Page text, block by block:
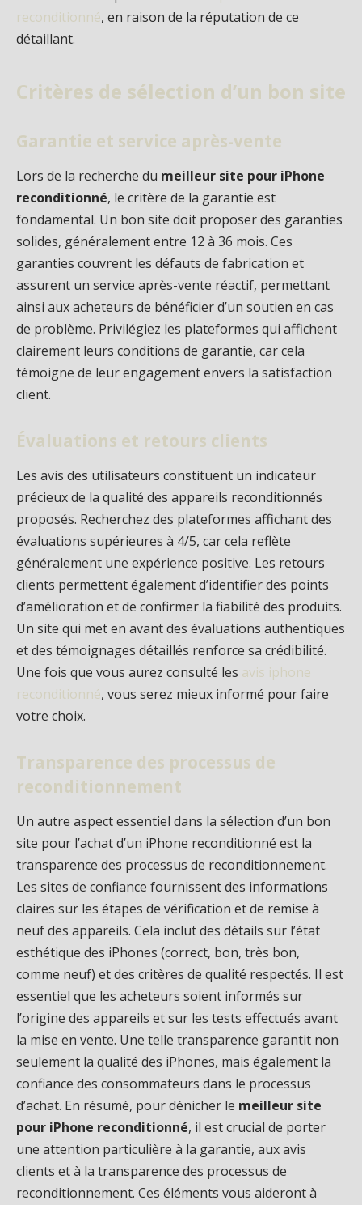
reconditionné, en raison de la réputation de ce
détaillant.
Critères de sélection d’un bon site
Garantie et service après-vente
Lors de la recherche du meilleur site pour iPhone
reconditionné, le critère de la garantie est
fondamental. Un bon site doit proposer des garanties
solides, généralement entre 12 à 36 mois. Ces
garanties couvrent les défauts de fabrication et
assurent un service après-vente réactif, permettant
ainsi aux acheteurs de bénéficier d’un soutien en cas
de problème. Privilégiez les plateformes qui affichent
clairement leurs conditions de garantie, car cela
témoigne de leur engagement envers la satisfaction
client.
Évaluations et retours clients
Les avis des utilisateurs constituent un indicateur
précieux de la qualité des appareils reconditionnés
proposés. Recherchez des plateformes affichant des
évaluations supérieures à 4/5, car cela reflète
généralement une expérience positive. Les retours
clients permettent également d’identifier des points
d’amélioration et de confirmer la fiabilité des produits.
Un site qui met en avant des évaluations authentiques
et des témoignages détaillés renforce sa crédibilité.
Une fois que vous aurez consulté les avis iphone
reconditionné, vous serez mieux informé pour faire
votre choix.
Transparence des processus de
reconditionnement
Un autre aspect essentiel dans la sélection d’un bon
site pour l’achat d’un iPhone reconditionné est la
transparence des processus de reconditionnement.
Les sites de confiance fournissent des informations
claires sur les étapes de vérification et de remise à
neuf des appareils. Cela inclut des détails sur l’état
esthétique des iPhones (correct, bon, très bon,
comme neuf) et des critères de qualité respectés. Il est
essentiel que les acheteurs soient informés sur
l’origine des appareils et sur les tests effectués avant
la mise en vente. Une telle transparence garantit non
seulement la qualité des iPhones, mais également la
confiance des consommateurs dans le processus
d’achat. En résumé, pour dénicher le meilleur site
pour iPhone reconditionné, il est crucial de porter
une attention particulière à la garantie, aux avis
clients et à la transparence des processus de
reconditionnement. Ces éléments vous aideront à